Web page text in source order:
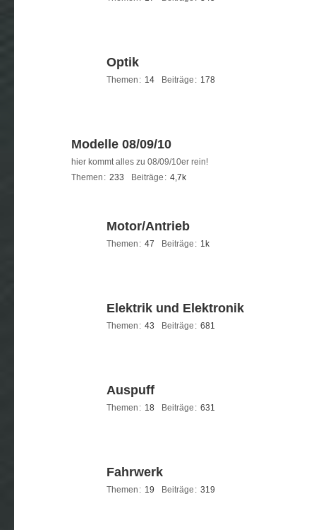
Optik
Themen 14 Beiträge 178
Modelle 08/09/10
hier kommt alles zu 08/09/10er rein!
Themen
233 Beiträge 4,7k
Motor/Antrieb
Themen 47 Beiträge 1k
Elektrik und Elektronik
Themen 43 Beiträge 681
Auspuff
Themen 18 Beiträge 631
Fahrwerk
Themen 19 Beiträge 319